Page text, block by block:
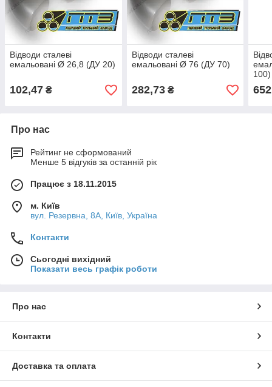
Відводи сталеві
емальовані Ø 26,8 (ДУ 20)
102,47 ₴
Відводи сталеві
емальовані Ø 76 (ДУ 70)
282,73₴
100)
Про нас
Рейтинг не сформований
Менше 5 відгуків за останній рік
Працює з 18.11.2015
м. Київ
вул. Резервна, 8А, Київ, Україна
Контакти
Сьогодні вихідний
Показати весь графік роботи
Про нас
Контакти
Доставка та оплата